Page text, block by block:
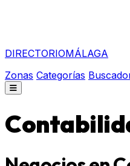
DIRECTORIOMÁLAGA
Zonas Categorías